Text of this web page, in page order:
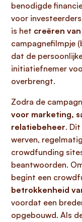
benodigde
voor
is het creëren
campagnefilmpje
dat de
initiatiefnemer
overbrengt.
Zodra de
voor marketing,
relatiebeheer.
werven,
crowdfunding
beantwoorden.
begint een
betrokkenheid
voordat een
opgebouwd. Als